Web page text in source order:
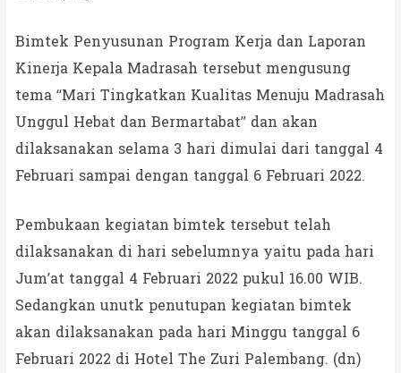
Bimtek Penyusunan Program Kerja dan Laporan
Kinerja Kepala Madrasah tersebut mengusung
tema “Mari Tingkatkan Kualitas Menuju Madrasah
Unggul Hebat dan Bermartabat” dan akan
dilaksanakan selama 3 hari dimulai dari tanggal 4
Februari sampai dengan tanggal 6 Februari 2022.
Pembukaan kegiatan bimtek tersebut telah
dilaksanakan di hari sebelumnya yaitu pada hari
Jum’at tanggal 4 Februari 2022 pukul 16.00 WIB.
Sedangkan unutk penutupan kegiatan bimtek
akan dilaksanakan pada hari Minggu tanggal 6
Februari 2022 di Hotel The Zuri Palembang. (dn)